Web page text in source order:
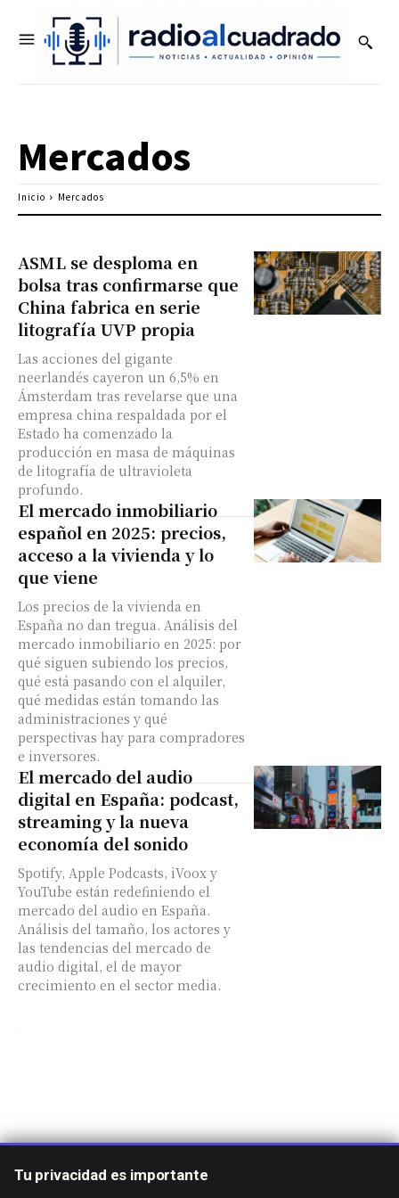
Mercados
Inicio Mercados
ASML se desploma en
bolsa tras confirmarse que
China fabrica en serie
litografía UVP propia
Las acciones del gigante
neerlandés cayeron un 6,5% en
Ámsterdam tras revelarse que una
empresa china respaldada por el
Estado ha comenzado la
producción en masa de máquinas
de litografía de ultravioleta
profundo.
El mercado inmobiliario
español en 2025: precios,
acceso a la vivienda y lo
que viene
Los precios de la vivienda en
España no dan tregua. Análisis del
mercado inmobiliario en 2025: por
qué siguen subiendo los precios,
qué está pasando con el alquiler,
qué medidas están tomando las
administraciones y qué
perspectivas hay para compradores
e inversores.
El mercado del audio
digital en España: podcast,
streaming y la nueva
economía del sonido
Spotify, Apple Podcasts, iVoox y
YouTube están redefiniendo el
mercado del audio en España.
Análisis del tamaño, los actores y
las tendencias del mercado de
audio digital, el de mayor
crecimiento en el sector media.
Tu privacidad es importante